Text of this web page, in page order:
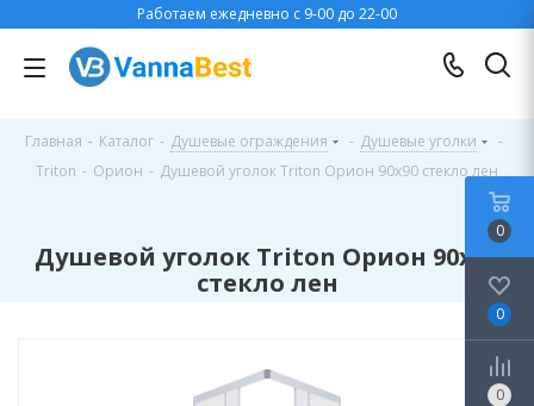
Работаем ежедневно с 9-00 до 22-00
Главная - Каталог - Душевые ограждения - Душевые уголки
-
Triton - Орион - Душевой уголок Triton Орион 90x90 стекло лен
Душевой уголок Triton Орион 90x90
стекло лен
0
0
0